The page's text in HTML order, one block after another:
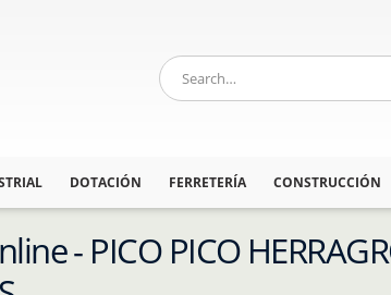
DOTACIÓN FERRETERÍA CONSTRUCCIÓN
- PICO PICO